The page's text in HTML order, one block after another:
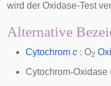
wird der Oxidase-Test
Alternative
Cytochrom c : O2
Cytochrom-Oxidase